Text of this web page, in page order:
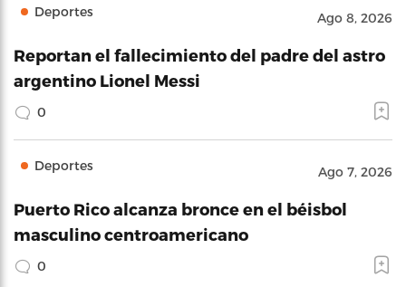
Deportes Ago 8, 2026
Reportan el fallecimiento del padre del astro
argentino Lionel Messi
0
Deportes Ago 7, 2026
Puerto Rico alcanza bronce en el béisbol
masculino centroamericano
0